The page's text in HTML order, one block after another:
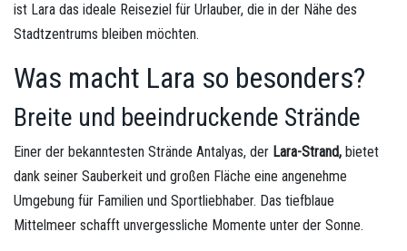
ist Lara das ideale Reiseziel für Urlauber, die in der Nähe des
Stadtzentrums bleiben möchten.
Was macht Lara so besonders?
Breite und beeindruckende Strände
Einer der bekanntesten Strände Antalyas, der Lara-Strand, bietet
dank seiner Sauberkeit und großen Fläche eine angenehme
Umgebung für Familien und Sportliebhaber. Das tiefblaue
Mittelmeer schafft unvergessliche Momente unter der Sonne.